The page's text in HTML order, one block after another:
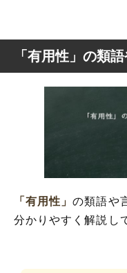
「有用性」の類
「有用性」の類語や
分かりやすく解説し